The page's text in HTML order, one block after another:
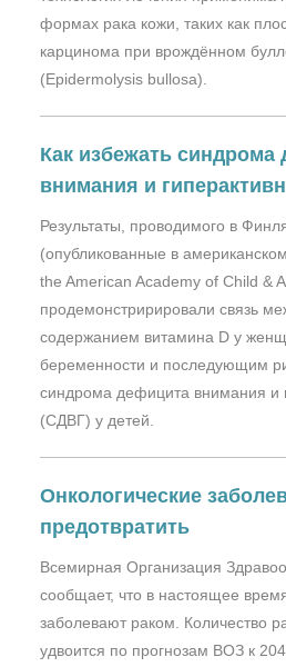
формах рака кожи, таких как
карцинома при врождённом
(Epidermolysis bullosa).
Как избежать cиндрома
внимания и
Результаты, проводимого в
(опубликованные в
the American Academy of Child &
продемонстририровали cвязь
содержанием витамина D у
беременности и последующим
cиндрома дефицита внимания и
(СДВГ) у детей.
Онкологические
предотвратить
Всемирная Организация
сообщает, что в настоящее
заболевают раком. Количество
удвоится по прогнозам ВОЗ к